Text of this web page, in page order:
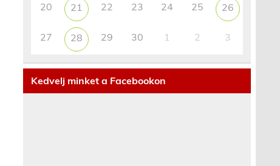
20 21 22 23 24 25 26
27 28 29 30 1 2 3
Kedvelj minket a Facebookon